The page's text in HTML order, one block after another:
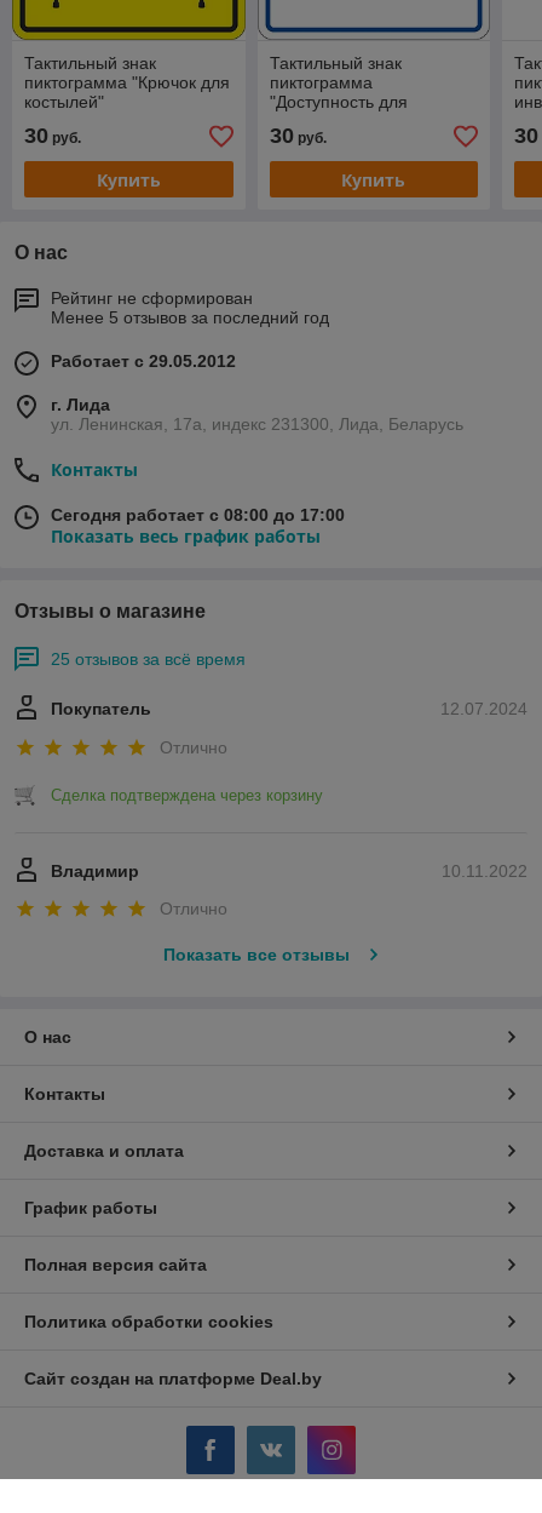
Тактильный знак
пиктограмма "Крючок для
костылей"
30 руб.
Купить
Тактильный знак
пиктограмма
"Доступность для
30руб.
Купить
30
О нас
Рейтинг не сформирован
Менее 5 отзывов за последний год
Работает с 29.05.2012
г. Лида
ул. Ленинская, 17а, индекс 231300, Лида, Беларусь
Контакты
Сегодня работает с 08:00 до 17:00
Показать весь график работы
Отзывы о магазине
25 отзывов за всё время
12.07.2024
Покупатель
Отлично
Сделка подтверждена через корзину
10.11.2022
Владимир
Отлично
Показать все отзывы
О нас
Контакты
Доставка и оплата
График работы
Полная версия сайта
Политика обработки cookies
Сайт создан на платформе Deal.by